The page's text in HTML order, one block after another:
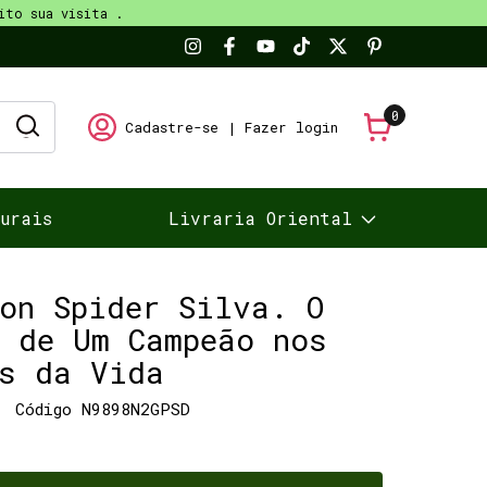
sua visita .
Cadastre-se | Fazer login
0
Livraria Oriental
Spider Silva. O
Um Campeão nos
da Vida
Código N9898N2GPSD